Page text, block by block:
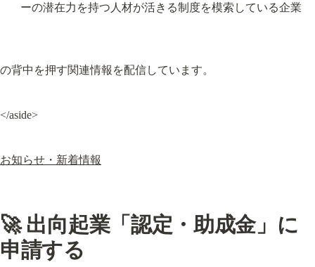
ーの潜在力を持つ人材が活きる制度を模索している企業
の背中を押す関連情報を配信しています。
</aside>
お知らせ・新着情報
🚀 出向起業「認定・助成金」に
申請する